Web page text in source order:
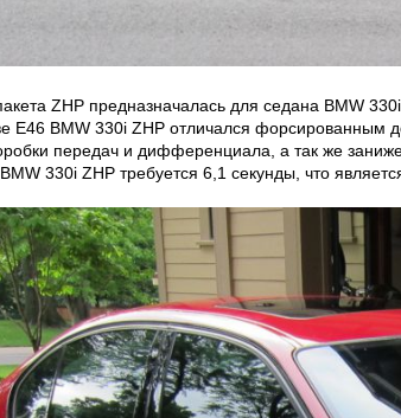
ZHP предназначалась для седана BMW
Е46 BMW 330i ZHP отличался
передач и дифференциала, а так же
330i ZHP требуется 6,1 секунды, что